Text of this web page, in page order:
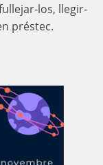
los, llegir-
préstec.